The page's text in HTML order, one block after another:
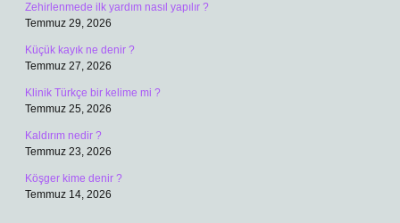
Zehirlenmede ilk yardım nasıl yapılır ?
Temmuz 29, 2026
Küçük kayık ne denir ?
Temmuz 27, 2026
Klinik Türkçe bir kelime mi ?
Temmuz 25, 2026
Kaldırım nedir ?
Temmuz 23, 2026
Köşger kime denir ?
Temmuz 14, 2026